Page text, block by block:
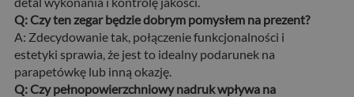
Q: Czy ten zegar będzie dobrym pomysłem na prezent?
A: Zdecydowanie tak, połączenie funkcjonalności i
estetyki sprawia, że jest to idealny podarunek na
parapetówkę lub inną okazję.
Q: Czy pełnopowierzchniowy nadruk wpływa na